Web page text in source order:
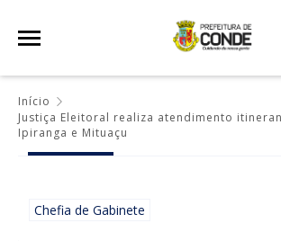
Início
Justiça Eleitoral realiza atendimento
Ipiranga e Mituaçu
Chefia de Gabinete